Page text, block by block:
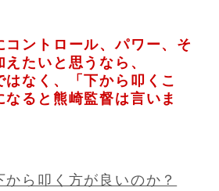
コントロール、パワー、そ
たいと思うなら、
なく、「下から叩くこ
なると熊崎監督は言いま
ら叩く方が良いのか？